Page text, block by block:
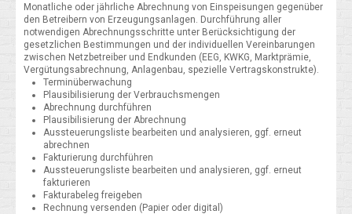
Monatliche oder jährliche Abrechnung von Einspeisungen gegenüber
den Betreibern von Erzeugungsanlagen. Durchführung aller
notwendigen Abrechnungsschritte unter Berücksichtigung der
gesetzlichen Bestimmungen und der individuellen Vereinbarungen
zwischen Netzbetreiber und Endkunden (EEG, KWKG, Marktprämie,
Vergütungsabrechnung, Anlagenbau, spezielle Vertragskonstrukte).
Terminüberwachung
Plausibilisierung der Verbrauchsmengen
Abrechnung durchführen
Plausibilisierung der Abrechnung
Aussteuerungsliste bearbeiten und analysieren, ggf. erneut
abrechnen
Fakturierung durchführen
Aussteuerungsliste bearbeiten und analysieren, ggf. erneut
fakturieren
Fakturabeleg freigeben
Rechnung versenden (Papier oder digital)